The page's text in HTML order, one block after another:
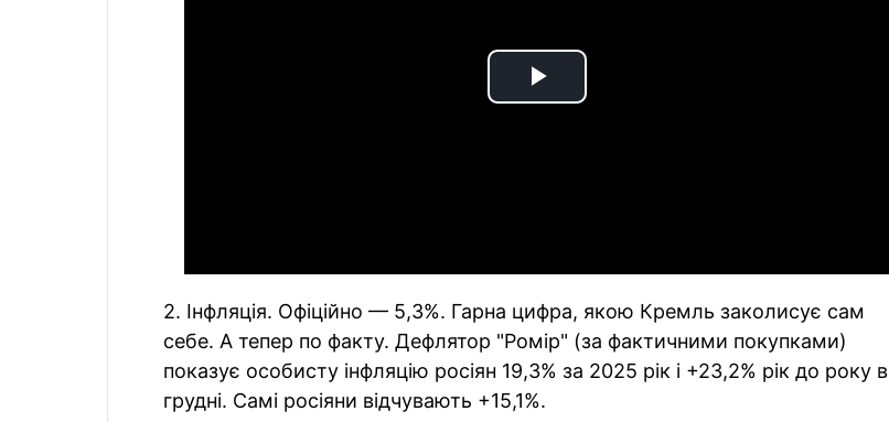
Play
2. Інфляція. Офіційно — 5,3%. Гарна цифра, якою Кремль заколисує сам
себе. А тепер по факту. Дефлятор "Ромір" (за фактичними покупками)
показує особисту інфляцію росіян 19,3% за 2025 рік і +23,2% рік до року в
грудні. Самі росіяни відчувають +15,1%.